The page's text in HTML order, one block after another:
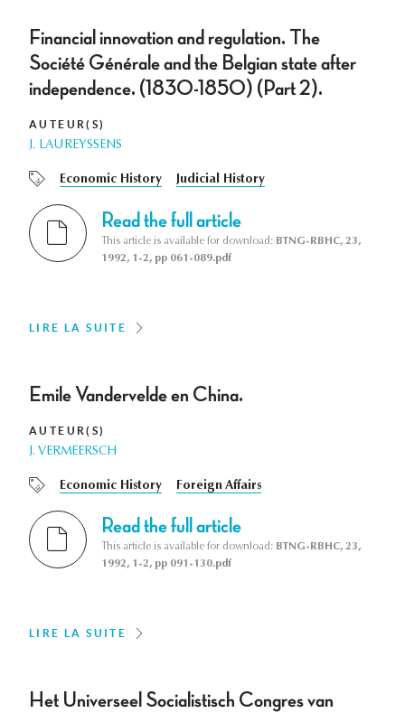
Financial innovation and regulation. The
Société Générale and the Belgian state after
independence. (1830-1850) (Part 2).
AUTEUR(S)
J. LAUREYSSENS
Economic History Judicial History
Read the full article
This article is available for download: BTNG-RBHC, 23,
1992, 1-2, pp 061-089.pdf
LIRE LA SUITE
Emile Vandervelde en China.
AUTEUR(S)
J. VERMEERSCH
Economic History Foreign Affairs
Read the full article
This article is available for download: BTNG-RBHC, 23,
1992, 1-2, pp 091-130.pdf
LIRE LA SUITE
Het Universeel Socialistisch Congres van